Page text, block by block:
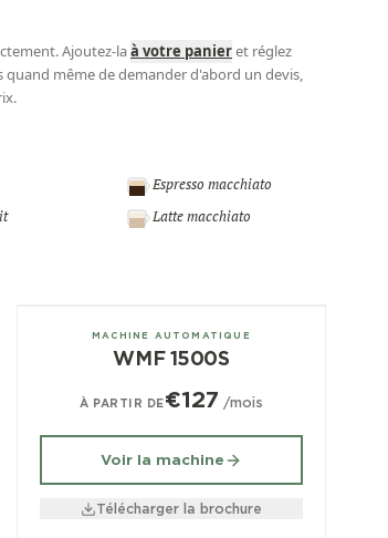
Ajoutez-laà votre panieret réglez
même de demander d'abord un devis,
Espresso macchiato
Latte macchiato
± 180/jourMACHINE AUTOMATIQUE
WMF 1500S
À PARTIR DE€127 /mois
Voir la machine
Télécharger la brochure